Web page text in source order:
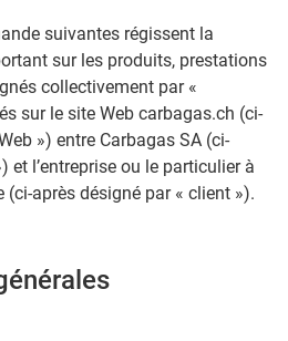
suivantes régissent la
sur les produits, prestations
collectivement par «
sur le site Web carbagas.ch (ci-
») entre Carbagas SA (ci-
et l’entreprise ou le particulier à
(ci-après désigné par « client »).